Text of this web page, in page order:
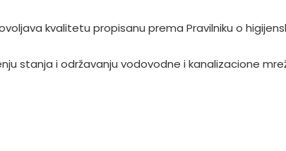
kvalitetu propisanu prema Pravilniku o
stanja i održavanju vodovodne i kanalizacione